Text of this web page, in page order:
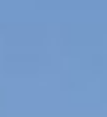
Eigenen